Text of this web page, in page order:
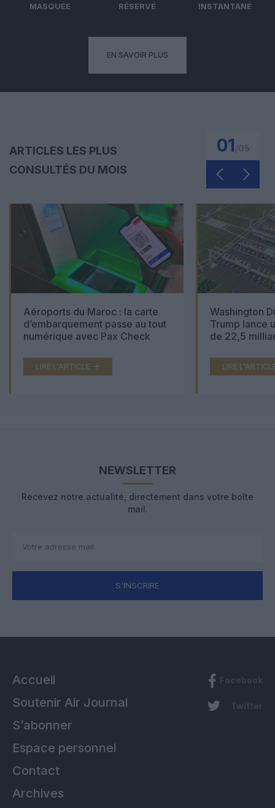
MASQUÉE
RÉSERVÉ
INSTANTANÉ
EN SAVOIR PLUS
ARTICLES LES PLUS
CONSULTÉS DU MOIS
01
Aéroports du Maroc : la carte
d’embarquement passe au tout
numérique avec Pax Check
LIRE L'ARTICLE
Washington
Trump lance
de 22,5
LIRE
NEWSLETTER
Recevez notre actualité, directement dans votre boîte
mail.
S'INSCRIRE
Accueil
Soutenir Air Journal
S’abonner
Espace personnel
Contact
Archives